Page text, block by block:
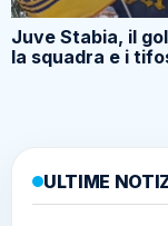
Juve Stabia, il
la squadra e i
ULTIME